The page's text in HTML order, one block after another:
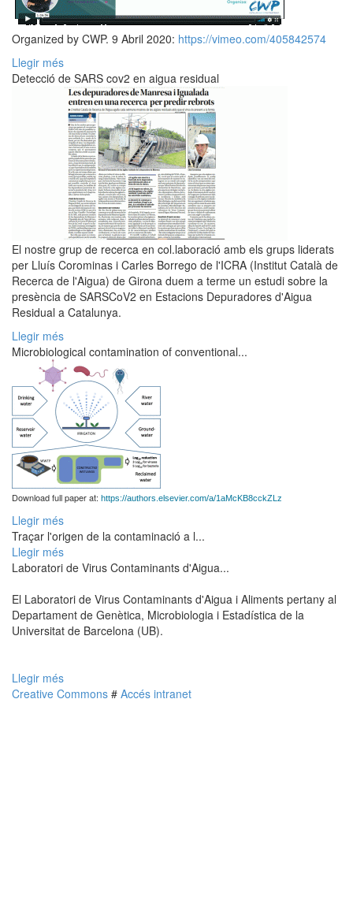
Organized by CWP. 9 Abril 2020: https://vimeo.com/405842574
Llegir més
Detecció de SARS cov2 en aigua residual
El nostre grup de recerca en col.laboració amb els grups liderats
per Lluís Corominas i Carles Borrego de l'ICRA (Institut Català de
Recerca de l'Aigua) de Girona duem a terme un estudi sobre la
presència de SARSCoV2 en Estacions Depuradores d'Aigua
Residual a Catalunya.
Llegir més
Microbiological contamination of conventional...
Download full paper at: https://authors.elsevier.com/a/1aMcKB8cckZLz
Llegir més
Traçar l'origen de la contaminació a l...
Llegir més
Laboratori de Virus Contaminants d'Aigua...
El Laboratori de Virus Contaminants d'Aigua i Aliments pertany al
Departament de Genètica, Microbiologia i Estadística de la
Universitat de Barcelona (UB).
Llegir més
Creative Commons # Accés intranet